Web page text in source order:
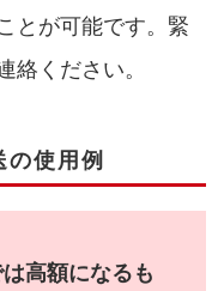
とが可能です。緊
絡ください。
使用例
高額になるも